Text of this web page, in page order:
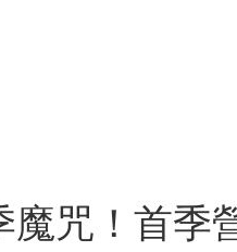
咒！首季